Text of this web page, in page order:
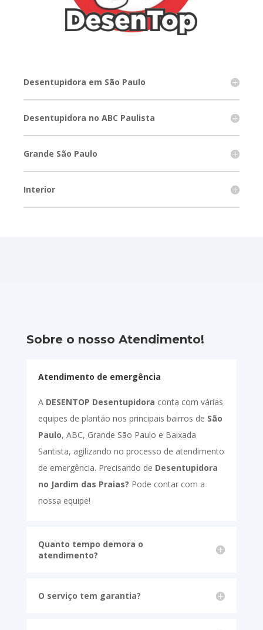
Desentupidora em São Paulo
Desentupidora no ABC Paulista
Grande São Paulo
Interior
Sobre o nosso Atendimento!
Atendimento de emergência
A DESENTOP Desentupidora conta com várias
equipes de plantão nos principais bairros de São
Paulo, ABC, Grande São Paulo e Baixada
Santista, agilizando no processo de atendimento
de emergência. Precisando de Desentupidora
no Jardim das Praias? Pode contar com a
nossa equipe!
Quanto tempo demora o
atendimento?
O serviço tem garantia?